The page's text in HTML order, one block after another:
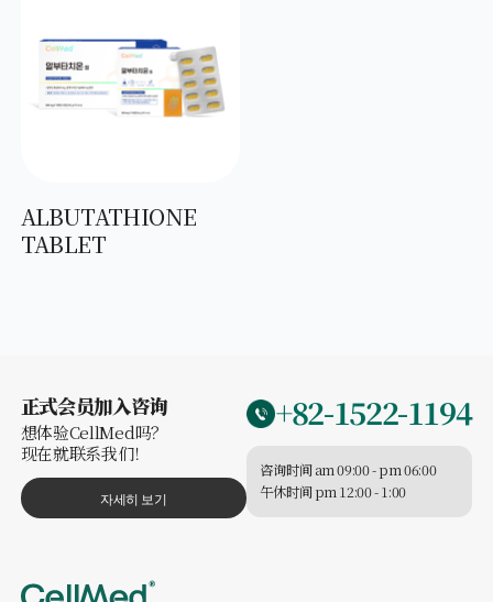
ALBUTATHIONE
TABLET
正式会员加入咨询
想体验CellMed吗？
现在就联系我们！
자세히 보기
+82-1522-1194
咨询时间 am 09:00 - pm 06:00
午休时间 pm 12:00 - 1:00